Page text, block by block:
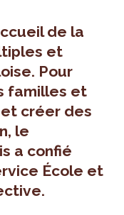
de la
et
Pour
familles et
créer des
le
a confié
École et